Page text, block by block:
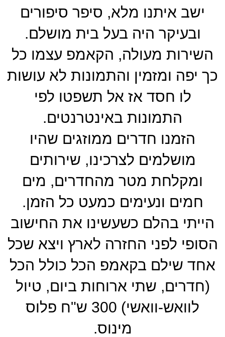
ישב איתנו מלא, סיפר סיפורים
ובעיקר היה בעל בית מושלם.
השירות מעולה, הקאמפ עצמו כל
כך יפה ומזמין והתמונות לא עושות
לו חסד אז אל תשפטו לפי
התמונות באינטרנטים.
הזמנו חדרים ממוזגים שהיו
מושלמים לצרכינו, שירותים
ומקלחת מטר מהחדרים, מים
חמים ונעימים כמעט כל הזמן.
הייתי בהלם כשעשינו את החישוב
הסופי לפני החזרה לארץ ויצא שכל
אחד שילם בקאמפ הכל כולל הכל
(חדרים, שתי ארוחות ביום, טיול
לוואש-וואשי) 300 ש"ח פלוס
מינוס.